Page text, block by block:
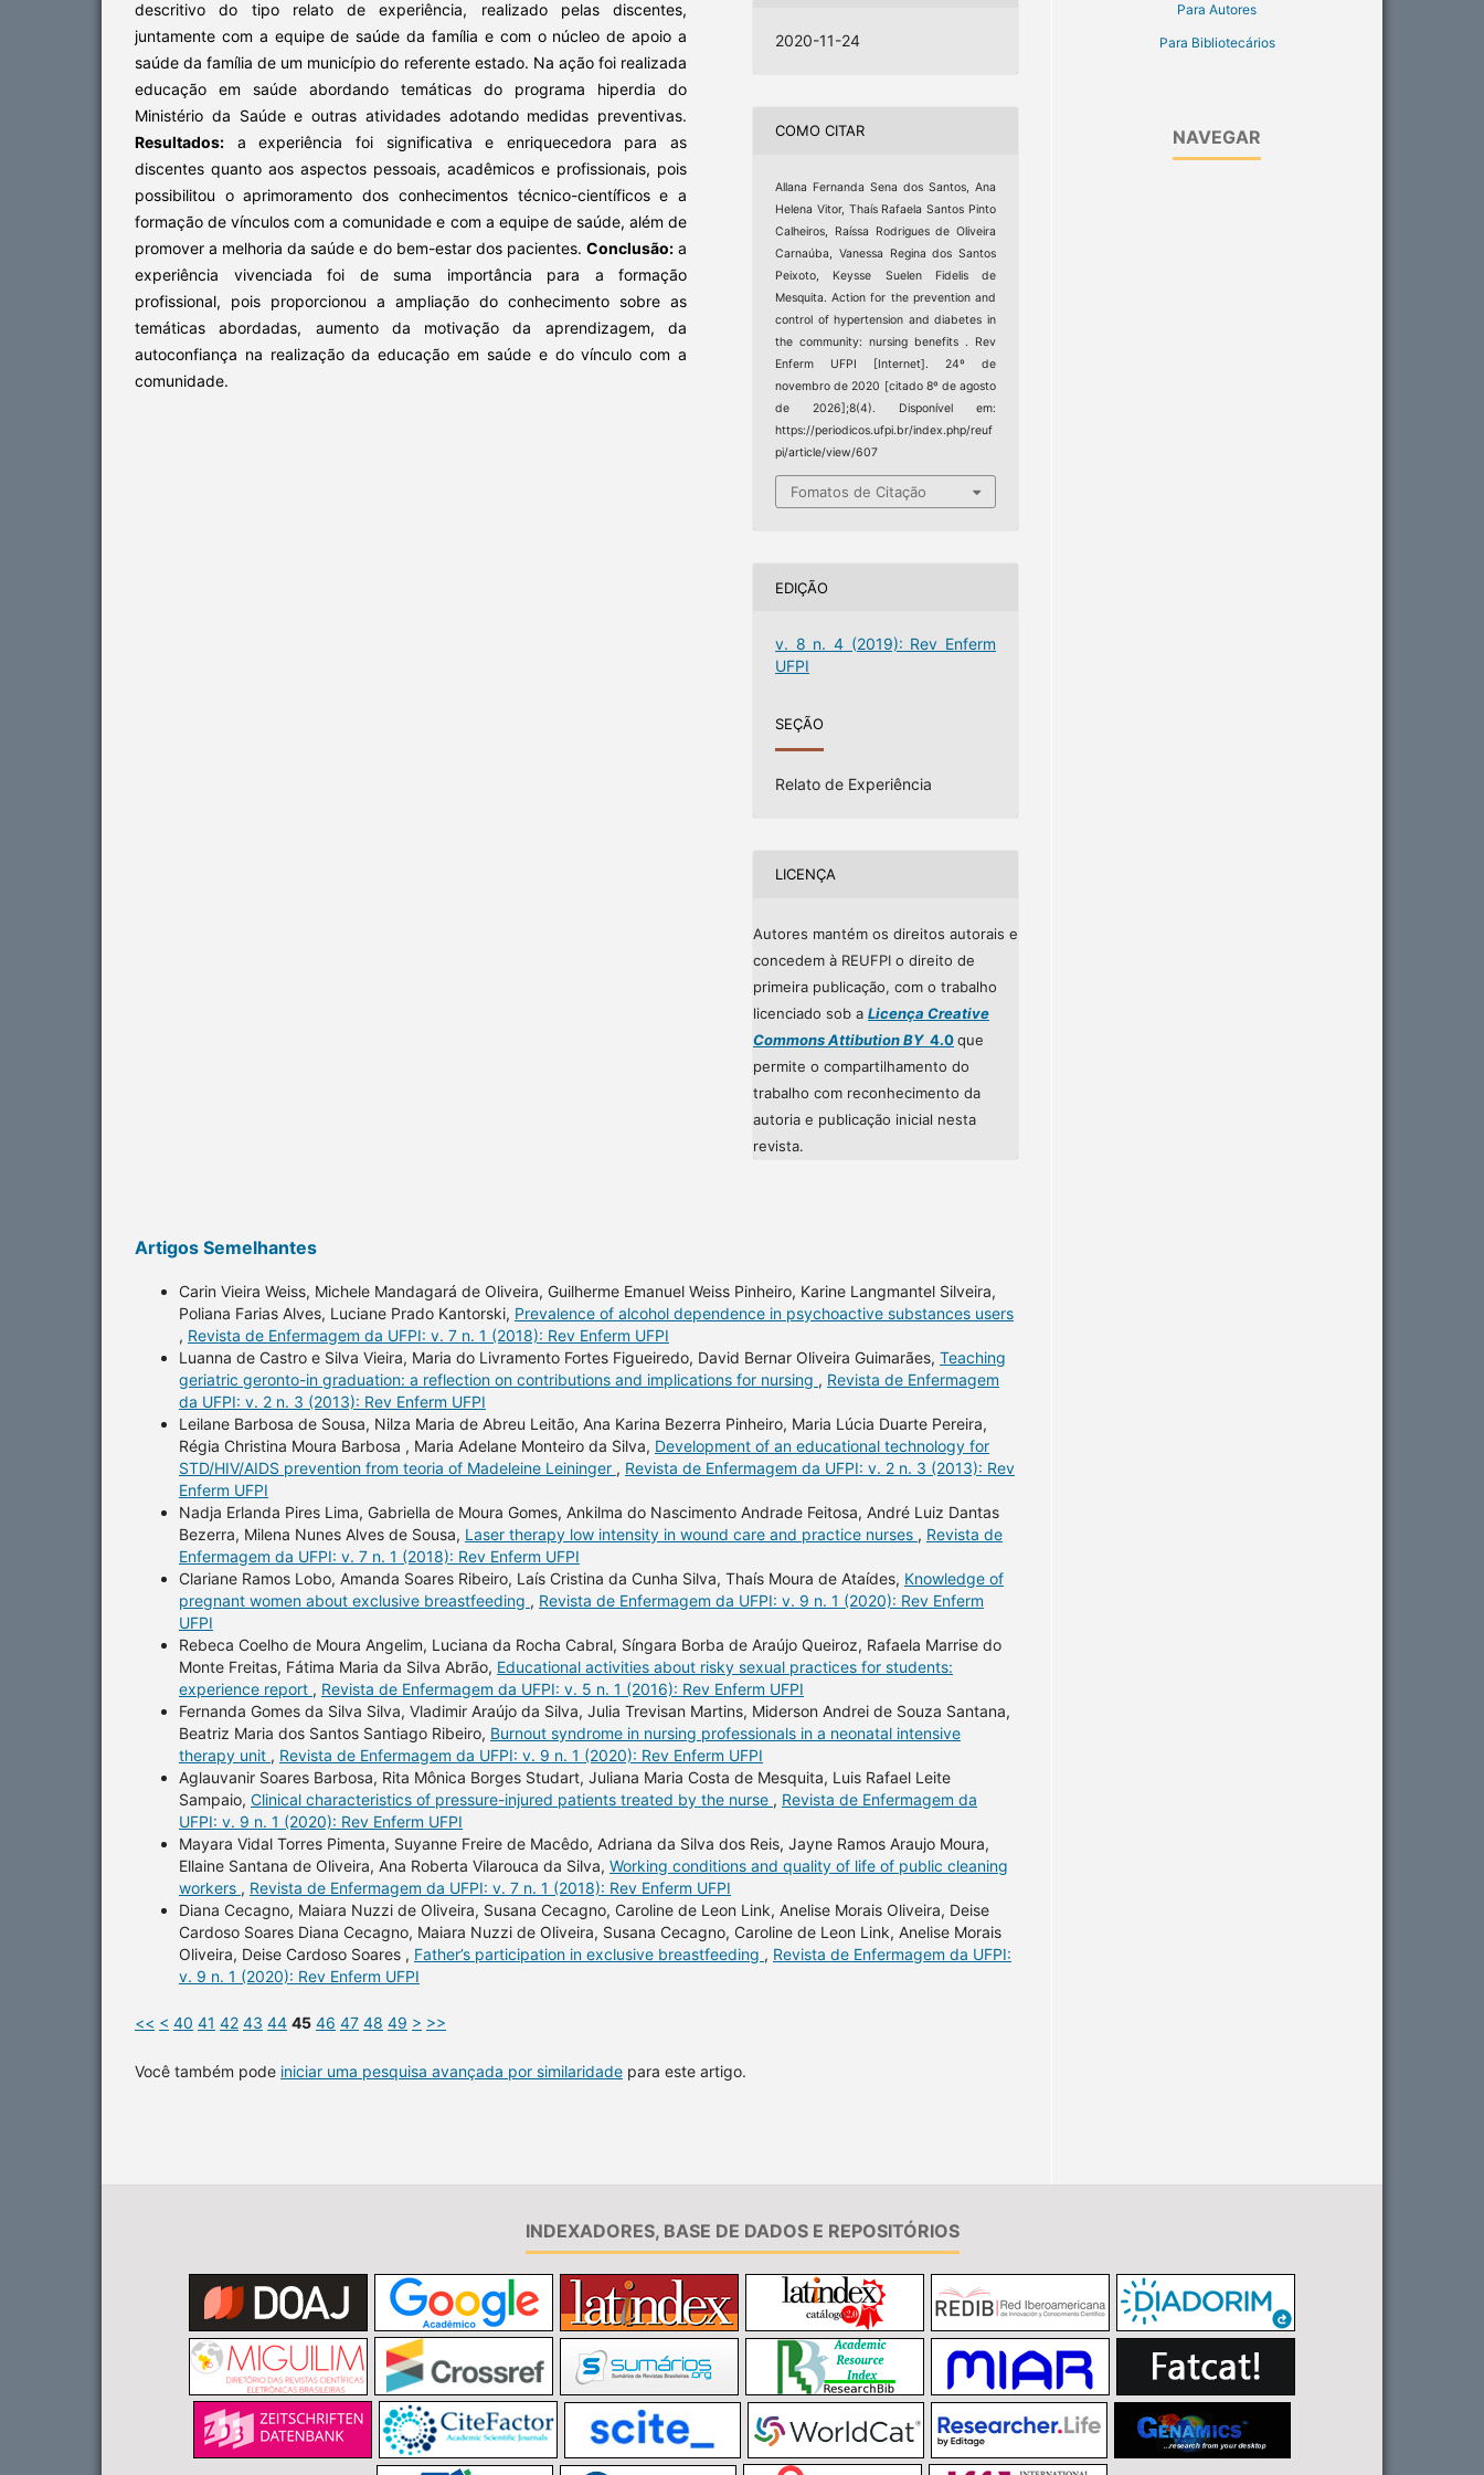
descritivo do tipo relato de experiência, realizado pelas discentes,
juntamente com a equipe de saúde da família e com o núcleo de apoio a
saúde da família de um município do referente estado. Na ação foi realizada
educação em saúde abordando temáticas do programa hiperdia do
Ministério da Saúde e outras atividades adotando medidas preventivas.
Resultados: a experiência foi significativa e enriquecedora para as
discentes quanto aos aspectos pessoais, acadêmicos e profissionais, pois
possibilitou o aprimoramento dos conhecimentos técnico-científicos e a
formação de vínculos com a comunidade e com a equipe de saúde, além de
promover a melhoria da saúde e do bem-estar dos pacientes. Conclusão:a
experiência vivenciada foi de suma importância para a formação
profissional, pois proporcionou a ampliação do conhecimento sobre as
temáticas abordadas, aumento da motivação da aprendizagem, da
autoconfiança na realização da educação em saúde e do vínculo com a
comunidade.
2020-11-24
COMO CITAR
Allana Fernanda Sena dos Santos, Ana
Helena Vitor, Thaís Rafaela Santos Pinto
Calheiros, Raíssa Rodrigues de Oliveira
Carnaúba, Vanessa Regina dos Santos
Peixoto, Keysse Suelen Fidelis de
Mesquita. Action for the prevention and
control of hypertension and diabetes in
the community: nursing benefits . Rev
Enferm UFPI [Internet]. 24º de
novembro de 2020 [citado 8º de agosto
de 2026];8(4). Disponível em:
https://periodicos.ufpi.br/index.php/reuf
pi/article/view/607
Fomatos de Citação
EDIÇÃO
v. 8 n. 4 (2019): Rev Enferm
UFPI
SEÇÃO
Relato de Experiência
LICENÇA
Autores mantém os direitos autorais e
concedem à REUFPI o direito de
primeira publicação, com o trabalho
licenciado sob a Licença Creative
Commons Attibution BY4.0que
permite o compartilhamento do
trabalho com reconhecimento da
autoria e publicação inicial nesta
revista.
Artigos Semelhantes
Carin Vieira Weiss, Michele Mandagará de Oliveira, Guilherme Emanuel Weiss Pinheiro, Karine Langmantel Silveira,
Poliana Farias Alves, Luciane Prado Kantorski, Prevalence of alcohol dependence in psychoactive substances users
, Revista de Enfermagem da UFPI: v. 7 n. 1 (2018): Rev Enferm UFPI
Luanna de Castro e Silva Vieira, Maria do Livramento Fortes Figueiredo, David Bernar Oliveira Guimarães, Teaching
geriatric geronto-in graduation: a reflection on contributions and implications for nursing , Revista de Enfermagem
da UFPI: v. 2 n. 3 (2013): Rev Enferm UFPI
Leilane Barbosa de Sousa, Nilza Maria de Abreu Leitão, Ana Karina Bezerra Pinheiro, Maria Lúcia Duarte Pereira,
Régia Christina Moura Barbosa , Maria Adelane Monteiro da Silva, Development of an educational technology for
STD/HIV/AIDS prevention from teoria of Madeleine Leininger , Revista de Enfermagem da UFPI: v. 2 n. 3 (2013): Rev
Enferm UFPI
Nadja Erlanda Pires Lima, Gabriella de Moura Gomes, Ankilma do Nascimento Andrade Feitosa, André Luiz Dantas
Bezerra, Milena Nunes Alves de Sousa, Laser therapy low intensity in wound care and practice nurses , Revista de
Enfermagem da UFPI: v. 7 n. 1 (2018): Rev Enferm UFPI
Clariane Ramos Lobo, Amanda Soares Ribeiro, Laís Cristina da Cunha Silva, Thaís Moura de Ataídes, Knowledge of
pregnant women about exclusive breastfeeding , Revista de Enfermagem da UFPI: v. 9 n. 1 (2020): Rev Enferm
UFPI
Rebeca Coelho de Moura Angelim, Luciana da Rocha Cabral, Síngara Borba de Araújo Queiroz, Rafaela Marrise do
Monte Freitas, Fátima Maria da Silva Abrão, Educational activities about risky sexual practices for students:
experience report , Revista de Enfermagem da UFPI: v. 5 n. 1 (2016): Rev Enferm UFPI
Fernanda Gomes da Silva Silva, Vladimir Araújo da Silva, Julia Trevisan Martins, Miderson Andrei de Souza Santana,
Beatriz Maria dos Santos Santiago Ribeiro, Burnout syndrome in nursing professionals in a neonatal intensive
therapy unit , Revista de Enfermagem da UFPI: v. 9 n. 1 (2020): Rev Enferm UFPI
Aglauvanir Soares Barbosa, Rita Mônica Borges Studart, Juliana Maria Costa de Mesquita, Luis Rafael Leite
Sampaio, Clinical characteristics of pressure-injured patients treated by the nurse , Revista de Enfermagem da
UFPI: v. 9 n. 1 (2020): Rev Enferm UFPI
Mayara Vidal Torres Pimenta, Suyanne Freire de Macêdo, Adriana da Silva dos Reis, Jayne Ramos Araujo Moura,
Ellaine Santana de Oliveira, Ana Roberta Vilarouca da Silva, Working conditions and quality of life of public cleaning
workers , Revista de Enfermagem da UFPI: v. 7 n. 1 (2018): Rev Enferm UFPI
Diana Cecagno, Maiara Nuzzi de Oliveira, Susana Cecagno, Caroline de Leon Link, Anelise Morais Oliveira, Deise
Cardoso Soares Diana Cecagno, Maiara Nuzzi de Oliveira, Susana Cecagno, Caroline de Leon Link, Anelise Morais
Oliveira, Deise Cardoso Soares , Father’s participation in exclusive breastfeeding , Revista de Enfermagem da UFPI:
v. 9 n. 1 (2020): Rev Enferm UFPI
<< < 40 41 42 43 44 45 46 47 48 49 > >>
Você também pode iniciar uma pesquisa avançada por similaridade para este artigo.
Para Autores
Para Bibliotecários
NAVEGAR
INDEXADORES, BASE DE DADOS E REPOSITÓRIOS